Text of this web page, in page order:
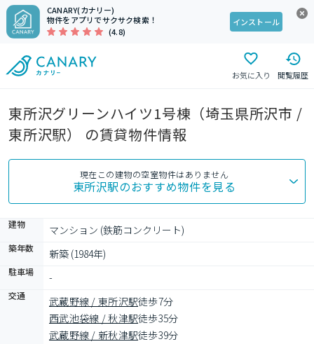
CANARY(カナリー)
物件をアプリでサクサク検索！
(4.8)
インストール
お気に入り 閲覧履歴
東所沢グリーンハイツ1号棟（埼玉県所沢市 /
東所沢駅） の賃貸物件情報
現在この建物の空室物件はありません
東所沢駅のおすすめ物件を見る
建物 マンション (鉄筋コンクリート)
築年数 新築 (1984年)
駐車場 -
交通 武蔵野線 / 東所沢駅徒歩7分
西武池袋線 / 秋津駅徒歩35分
武蔵野線 / 新秋津駅徒歩39分